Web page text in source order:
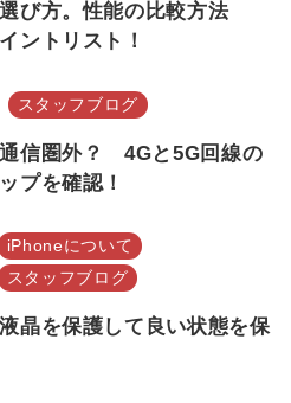
び方。性能の比較方法
ントリスト！
スタッフブログ
信圏外？ 4Gと5G回線の
プを確認！
iPhoneについて
スタッフブログ
晶を保護して良い状態を保